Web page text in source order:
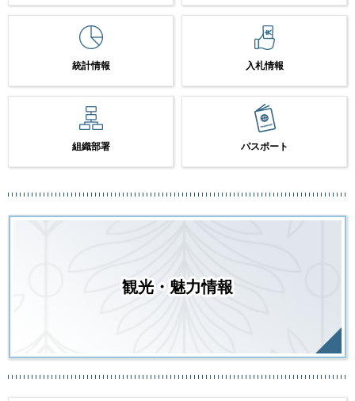
統計情報 入札情報
組織部署 パスポート
観光・魅力情報